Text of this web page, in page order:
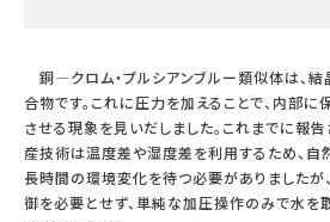
銅—クロム・プルシアンブルー類似体は、結
合物です。これに圧力を加えることで、内部
させる現象を見いだしました。これまでに報
産技術は温度差や湿度差を利用するため、自
長時間の環境変化を待つ必要がありましたが
御を必要とせず、単純な加圧操作のみで水を